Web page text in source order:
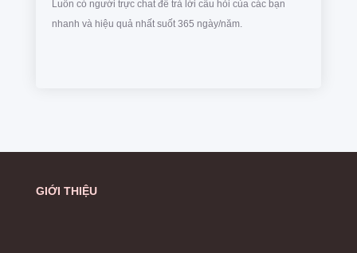
Luôn có người trực chat để trả lời câu hỏi của các bạn
nhanh và hiệu quả nhất suốt 365 ngày/năm.
GIỚI THIỆU